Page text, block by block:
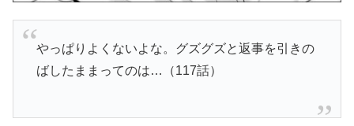
やっぱりよくないよな。グズグズと返事を引きの
ばしたままってのは…（117話）